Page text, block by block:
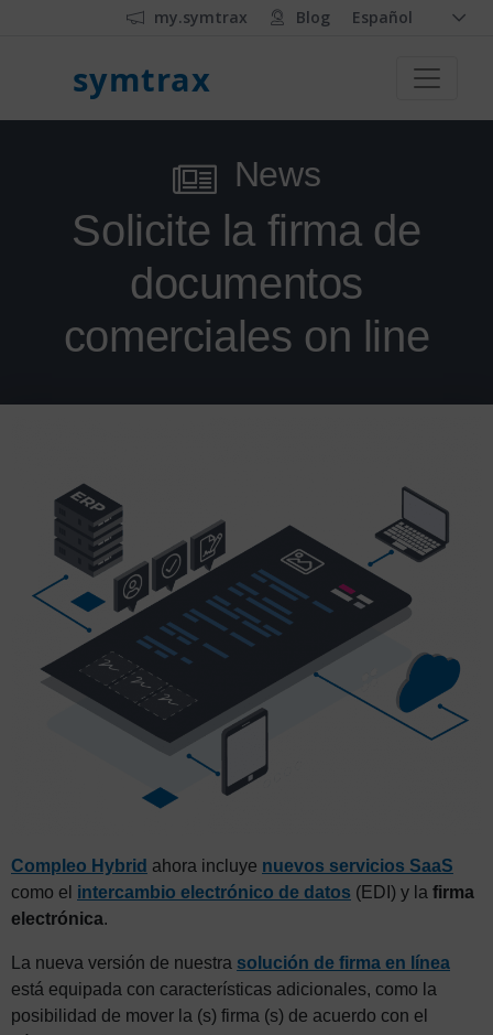
my.symtrax Blog Español
symtrax
News
Solicite la firma de
documentos
comerciales on line
Compleo Hybrid ahora incluye nuevos servicios SaaS
como el intercambio electrónico de datos (EDI) y la firma
electrónica.
La nueva versión de nuestra solución de firma en línea
está equipada con características adicionales, como la
posibilidad de mover la (s) firma (s) de acuerdo con el